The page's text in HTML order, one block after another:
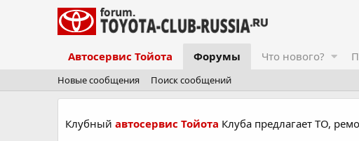
Автосервис Тойота Форумы Что нового?
Новые сообщения Поиск сообщений
Клубный автосервис Тойота Клуба предлагает ТО,